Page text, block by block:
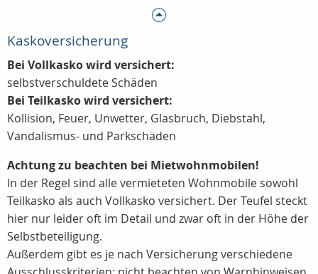
Kaskoversicherung
Bei Vollkasko wird versichert:
selbstverschuldete Schäden
Bei Teilkasko wird versichert:
Kollision, Feuer, Unwetter, Glasbruch, Diebstahl,
Vandalismus- und Parkschäden
Achtung zu beachten bei Mietwohnmobilen!
In der Regel sind alle vermieteten Wohnmobile sowohl
Teilkasko als auch Vollkasko versichert. Der Teufel steckt
hier nur leider oft im Detail und zwar oft in der Höhe der
Selbstbeteiligung.
Außerdem gibt es je nach Versicherung verschiedene